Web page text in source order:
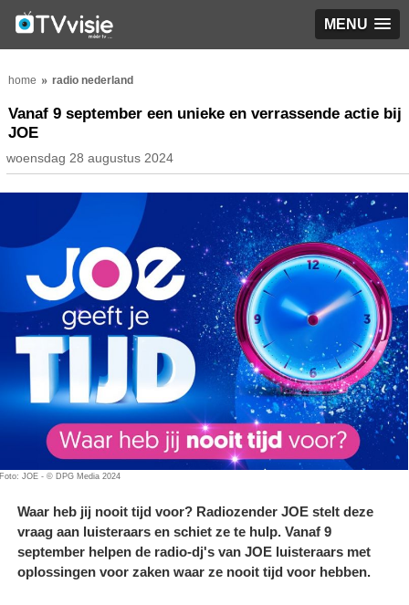
MENU
home radio nederland
Vanaf 9 september een unieke en verrassende actie bij
JOE
woensdag 28 augustus 2024
Foto: JOE - © DPG Media 2024
Waar heb jij nooit tijd voor? Radiozender JOE stelt deze
vraag aan luisteraars en schiet ze te hulp. Vanaf 9
september helpen de radio-dj's van JOE luisteraars met
oplossingen voor zaken waar ze nooit tijd voor hebben.